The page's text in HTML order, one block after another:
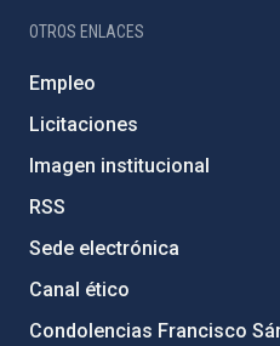
OTROS ENLACES
Empleo
Licitaciones
Imagen institucional
RSS
Sede electrónica
Canal ético
Condolencias Francisco